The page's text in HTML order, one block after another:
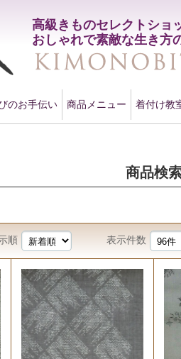
高級きものセレクトショ
おしゃれで素敵な生き方
のお手伝い 商品メニュー 着付け教
商品検
順 表示件数